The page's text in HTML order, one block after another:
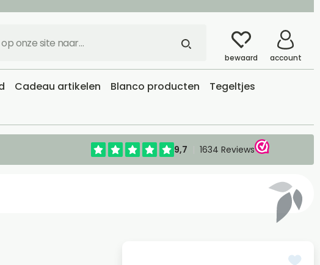
bewaard account
Cadeau artikelen Blanco producten
Tegeltjes